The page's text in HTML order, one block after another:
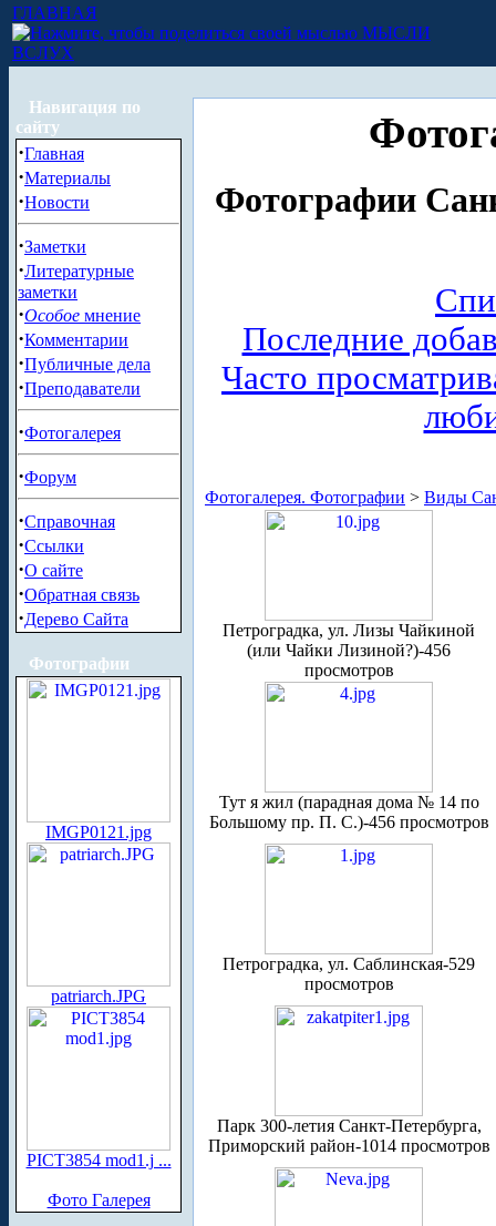
ГЛАВНАЯ
МЫСЛИ
ВСЛУХ
Навигация по
сайту
·Главная
·Материалы
·Новости
·Заметки
·Литературные
заметки
·Особое мнение
·Комментарии
·Публичные дела
·Преподаватели
·Фотогалерея
·Форум
·Справочная
·Ссылки
·О сайте
·Обратная связь
·Дерево Сайта
Фотографии
IMGP0121.jpg
patriarch.JPG
PICT3854 mod1.j ...
Фото Галерея
Фотографии
Последние
Часто
Фотогалерея. Фотографии > Виды
Петроградка, ул. Лизы Чайкиной
(или Чайки Лизиной?)-456
просмотров
Тут я жил (парадная дома № 14 по
Большому пр. П. С.)-456 просмотров
Петроградка, ул. Саблинская-529
просмотров
Парк 300-летия Санкт-Петербурга,
Приморский район-1014 просмотров